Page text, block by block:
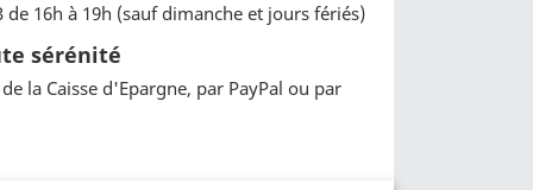
de 16h à 19h (sauf dimanche et jours fériés)
sérénité
la Caisse d'Epargne, par PayPal ou par